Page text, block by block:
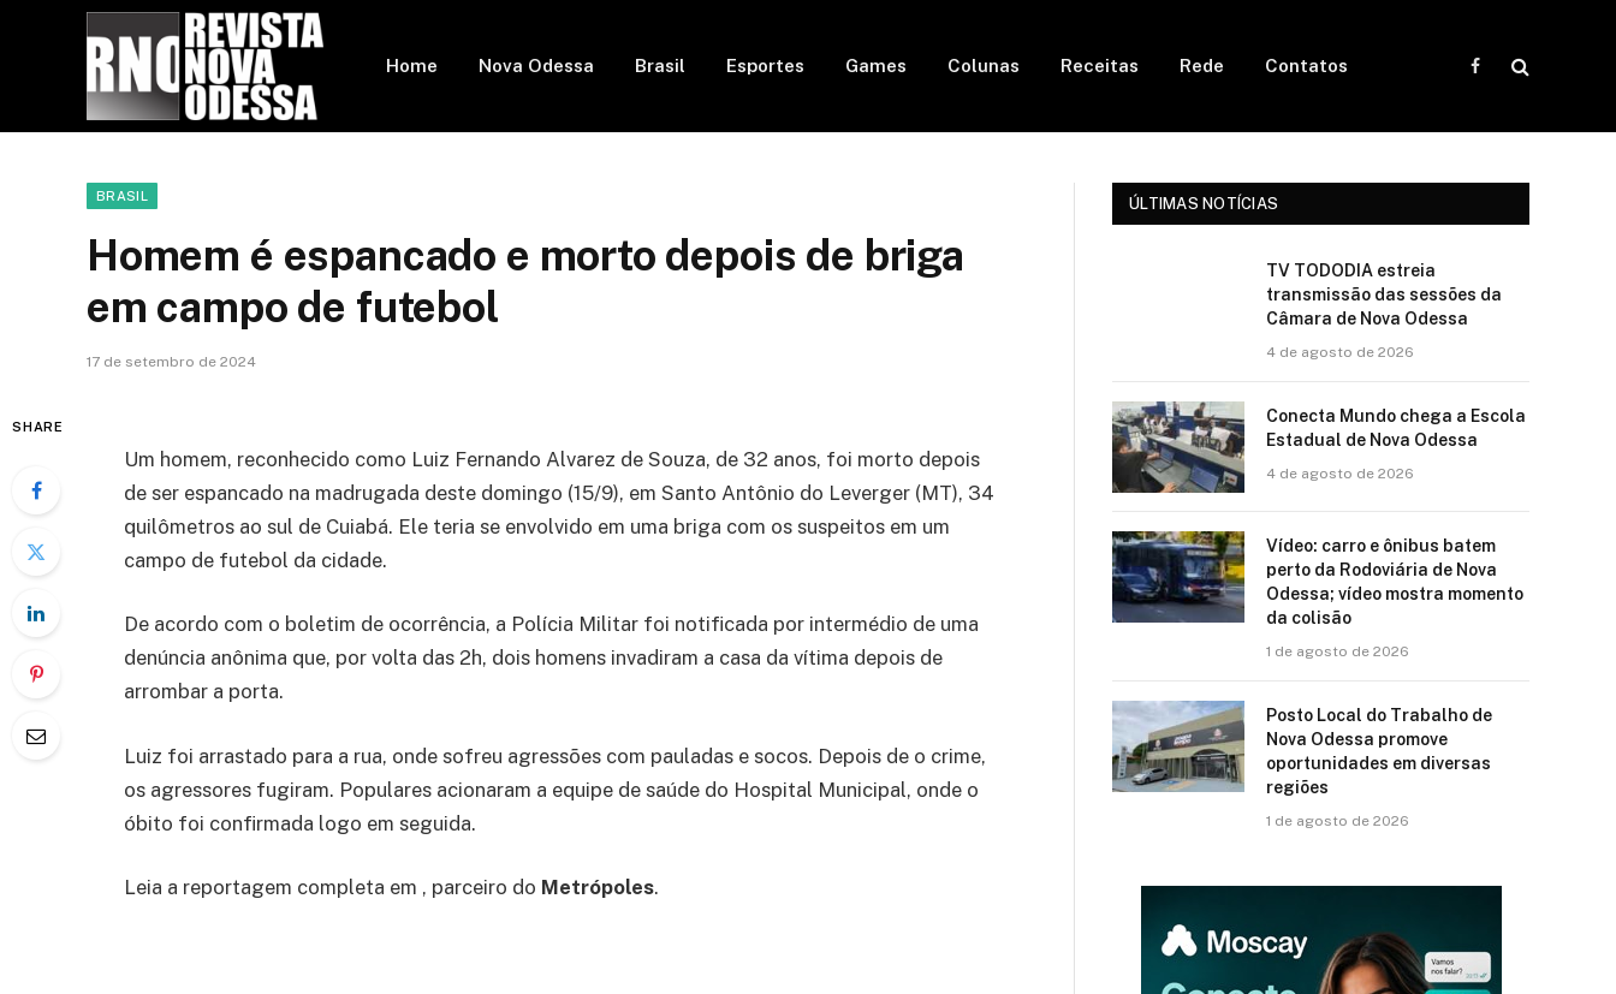
Home Nova Odessa Brasil Esportes Games Colunas Receitas Rede Contatos
Facebook
BRASIL
Homem é espancado e morto depois de briga
em campo de futebol
17 de setembro de 2024
SHARE
Um homem, reconhecido como Luiz Fernando Alvarez de Souza, de 32 anos, foi morto depois
de ser espancado na madrugada deste domingo (15/9), em Santo Antônio do Leverger (MT), 34
quilômetros ao sul de Cuiabá. Ele teria se envolvido em uma briga com os suspeitos em um
campo de futebol da cidade.
De acordo com o boletim de ocorrência, a Polícia Militar foi notificada por intermédio de uma
denúncia anônima que, por volta das 2h, dois homens invadiram a casa da vítima depois de
arrombar a porta.
Luiz foi arrastado para a rua, onde sofreu agressões com pauladas e socos. Depois de o crime,
os agressores fugiram. Populares acionaram a equipe de saúde do Hospital Municipal, onde o
óbito foi confirmada logo em seguida.
Leia a reportagem completa em , parceiro do Metrópoles.
ÚLTIMAS NOTÍCIAS
TV TODODIA estreia
transmissão das sessões da
Câmara de Nova Odessa
4 de agosto de 2026
Conecta Mundo chega a Escola
Estadual de Nova Odessa
4 de agosto de 2026
Vídeo: carro e ônibus batem
perto da Rodoviária de Nova
Odessa; vídeo mostra momento
da colisão
1 de agosto de 2026
Posto Local do Trabalho de
Nova Odessa promove
oportunidades em diversas
regiões
1 de agosto de 2026